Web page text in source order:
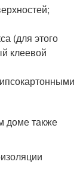
(для этого
клеевой
доме также